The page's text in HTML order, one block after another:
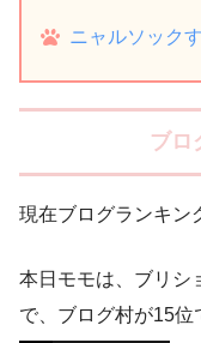
ニャルソック
ブロ
現在ブログランキン
本日モモは、ブリシ
で、ブログ村が15位